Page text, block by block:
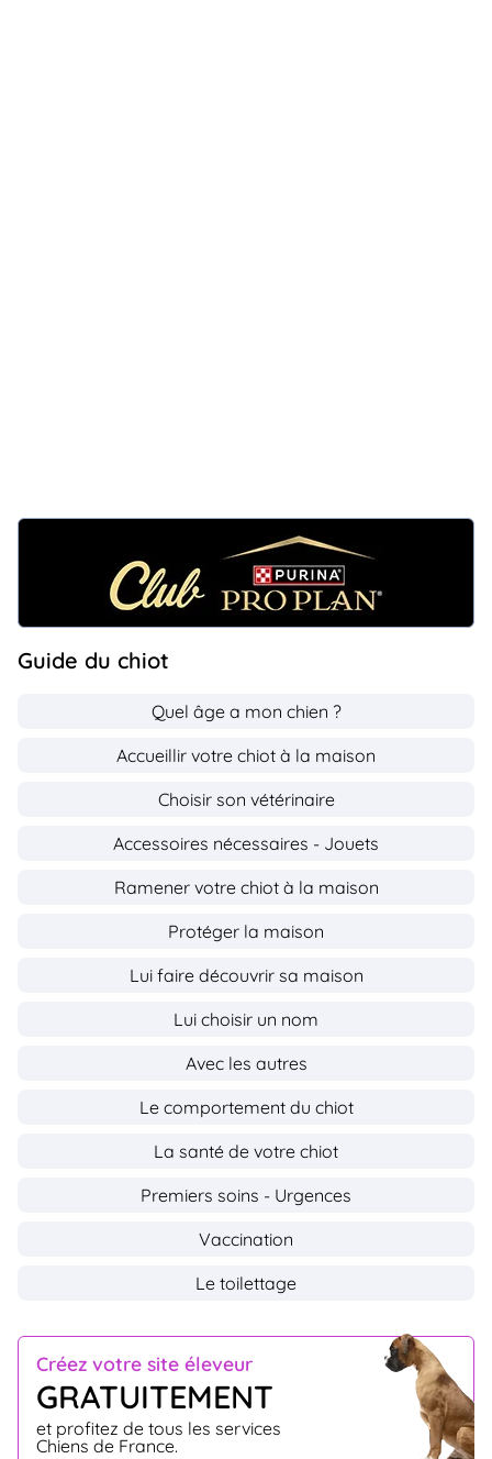
Créez votre site éleveur
GRATUITEMENT
et profitez de tous les services
Chiens de France.
Guide du chiot
Quel âge a mon chien ?
Accueillir votre chiot à la maison
Choisir son vétérinaire
Accessoires nécessaires - Jouets
Ramener votre chiot à la maison
Protéger la maison
Lui faire découvrir sa maison
Lui choisir un nom
Avec les autres
Le comportement du chiot
La santé de votre chiot
Premiers soins - Urgences
Vaccination
Le toilettage